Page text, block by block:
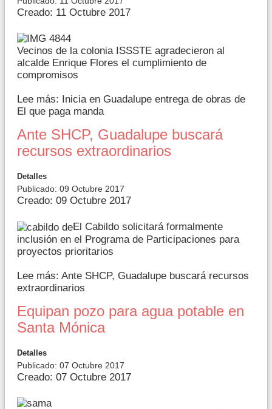
Creado: 11 Octubre 2017
Vecinos de la colonia ISSSTE agradecieron al
alcalde Enrique Flores el cumplimiento de
compromisos
Lee más: Inicia en Guadalupe entrega de obras de
El que paga manda
Ante SHCP, Guadalupe buscará
recursos extraordinarios
Detalles
Publicado: 09 Octubre 2017
Creado: 09 Octubre 2017
El Cabildo solicitará formalmente
inclusión en el Programa de Participaciones para
proyectos prioritarios
Lee más: Ante SHCP, Guadalupe buscará recursos
extraordinarios
Equipan pozo para agua potable en
Santa Mónica
Detalles
Publicado: 07 Octubre 2017
Creado: 07 Octubre 2017